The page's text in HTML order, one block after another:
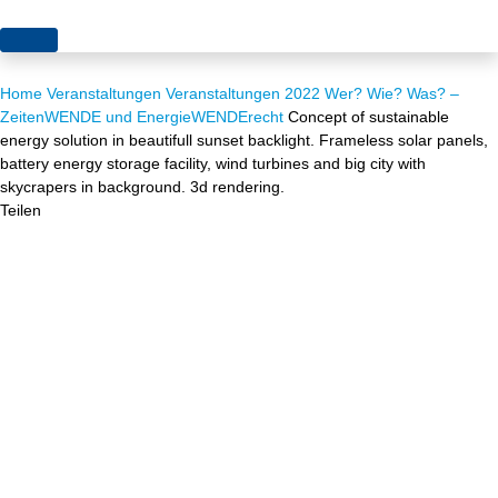
Themen
Akzeptanz
Europa
Flächen
Projekte
Publikationen
News
Home Veranstaltungen Veranstaltungen 2022 Wer? Wie? Was? –
ZeitenWENDE und EnergieWENDErecht Concept of sustainable
energy solution in beautifull sunset backlight. Frameless solar panels,
battery energy storage facility, wind turbines and big city with
skycrapers in background. 3d rendering.
Teilen